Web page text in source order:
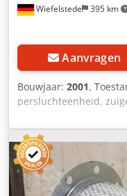
Wiefelstede 395 km
Aanvragen
Bouwjaar: 2001,
persluchteenheid,
compressor,
compressor Cedpou
lopende compressor
maximale druk: 8 bar -
Prijs: per stuk -
9,2 kg/stuk